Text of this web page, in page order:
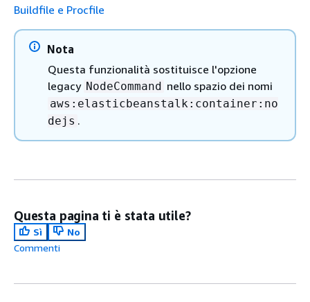
Buildfile e Procfile
Nota
Questa funzionalità sostituisce l'opzione
legacy NodeCommand nello spazio dei nomi
aws:elasticbeanstalk:container:no
dejs .
Questa pagina ti è stata utile?
Sì
No
Commenti